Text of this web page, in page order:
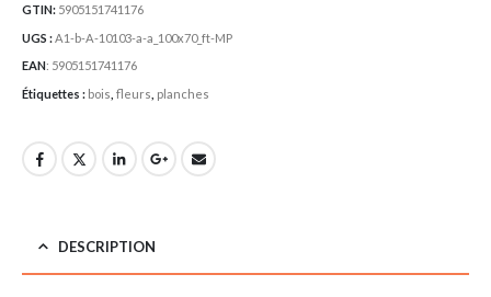
GTIN: 5905151741176
UGS :A1-b-A-10103-a-a_100x70_ft-MP
EAN: 5905151741176
Étiquettes : bois fleurs planches
DESCRIPTION